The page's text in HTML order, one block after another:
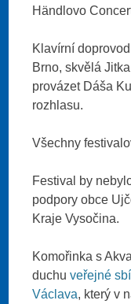
Händlovo
Klavírní
Brno, skvělá
provázet Dáša
rozhlasu.
Všechny
Festival by
podpory obce
Kraje Vysočina.
Komořinka s
duchuveřejné
Václava, který v